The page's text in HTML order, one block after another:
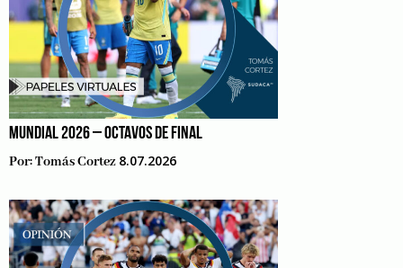
MUNDIAL 2026 – OCTAVOS DE FINAL
Por:Tomás Cortez 8.07.2026